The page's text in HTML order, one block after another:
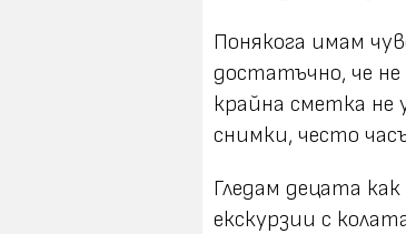
Понякога имам
достатъчно, че
крайна сметка не
снимки, често
Гледам децата
екскурзии с